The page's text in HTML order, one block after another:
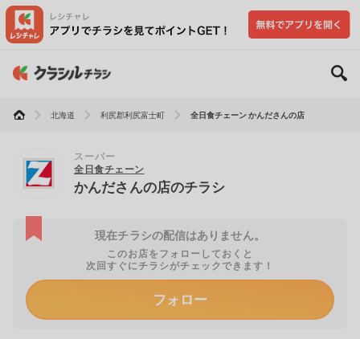
北海道 利尻郡利尻富士町 全日食チェーン かんださんの店
スーパー
全日食チェーン
かんださんの店のチラシ
現在チラシの配信はありません。
このお店をフォローしておくと
次回すぐにチラシがチェックできます！
フォロー